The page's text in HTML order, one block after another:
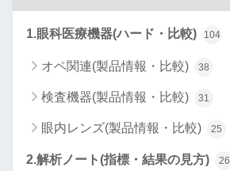
1.眼科医療機器(ハード・比較) 104
オペ関連(製品情報・比較) 38
検査機器(製品情報・比較) 31
眼内レンズ(製品情報・比較) 25
2.解析ノート(指標・結果の見方) 26